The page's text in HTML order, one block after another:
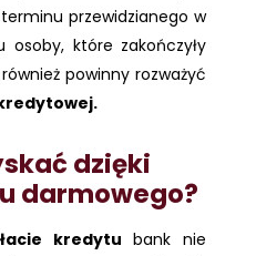
przewidzianego w
które zakończyły
powinny rozważyć
dzięki
darmowego?
kredytubank nie